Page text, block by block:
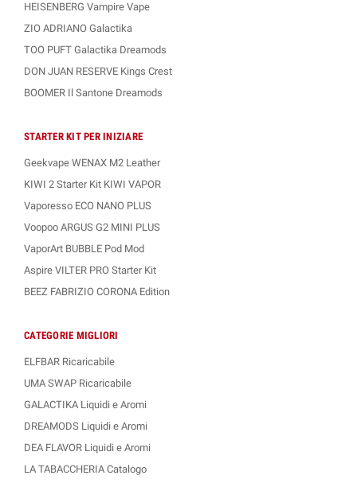
HEISENBERG Vampire Vape
ZIO ADRIANO Galactika
TOO PUFT Galactika Dreamods
DON JUAN RESERVE Kings Crest
BOOMER Il Santone Dreamods
STARTER KIT PER INIZIARE
Geekvape WENAX M2 Leather
KIWI 2 Starter Kit KIWI VAPOR
Vaporesso ECO NANO PLUS
Voopoo ARGUS G2 MINI PLUS
VaporArt BUBBLE Pod Mod
Aspire VILTER PRO Starter Kit
BEEZ FABRIZIO CORONA Edition
CATEGORIE MIGLIORI
ELFBAR Ricaricabile
UMA SWAP Ricaricabile
GALACTIKA Liquidi e Aromi
DREAMODS Liquidi e Aromi
DEA FLAVOR Liquidi e Aromi
LA TABACCHERIA Catalogo